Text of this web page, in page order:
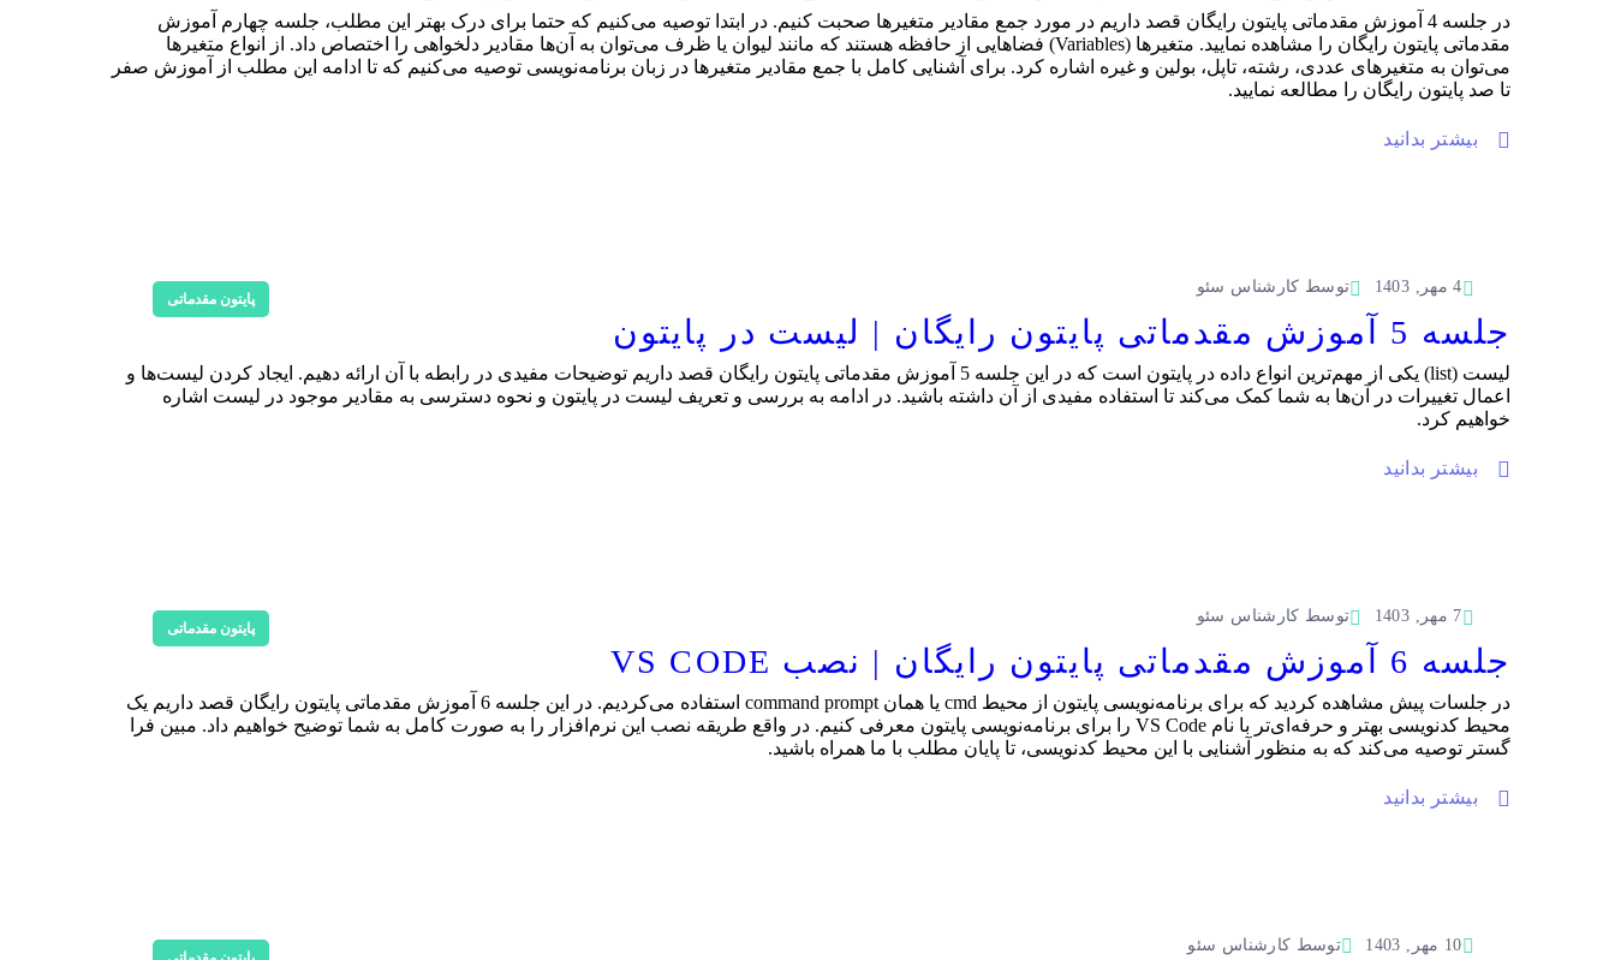
در جلسه 4 آموزش مقدماتی پایتون رایگان قصد داریم در مورد جمع مقادیر متغیرها صحبت کنیم. در ابتدا توصیه می‌کنیم که حتما برای درک بهتر این مطلب، جلسه چهارم آموزش
مقدماتی پایتون رایگان را مشاهده نمایید. متغیرها (Variables) فضاهایی از حافظه هستند که مانند لیوان یا ظرف می‌توان به آن‌ها مقادیر دلخواهی را اختصاص داد. از انواع متغیرها
می‌توان به متغیرهای عددی، رشته، تاپل، بولین و غیره اشاره کرد. برای آشنایی کامل با جمع مقادیر متغیرها در زبان برنامه‌نویسی توصیه می‌کنیم که تا ادامه این مطلب از آموزش صفر
تا صد پایتون رایگان را مطالعه نمایید.
بیشتر بدانید
پایتون مقدماتی
4 مهر, 1403 توسط کارشناس سئو
جلسه 5 آموزش مقدماتی پایتون رایگان | لیست در پایتون
لیست (list) یکی از مهم‌ترین انواع داده در پایتون است که در این جلسه 5 آموزش مقدماتی پایتون رایگان قصد داریم توضیحات مفیدی در رابطه با آن ارائه دهیم. ایجاد کردن لیست‌ها و
اعمال تغییرات در آن‌ها به شما کمک می‌کند تا استفاده مفیدی از آن داشته باشید. در ادامه به بررسی و تعریف لیست در پایتون و نحوه دسترسی به مقادیر موجود در لیست اشاره
خواهیم کرد.
بیشتر بدانید
پایتون مقدماتی
7 مهر, 1403 توسط کارشناس سئو
جلسه 6 آموزش مقدماتی پایتون رایگان | نصب VS CODE
در جلسات پیش مشاهده کردید که برای برنامه‌نویسی پایتون از محیط cmd یا همان command prompt استفاده می‌کردیم. در این جلسه 6 آموزش مقدماتی پایتون رایگان قصد داریم یک
محیط کدنویسی بهتر و حرفه‌ای‌تر با نام VS Code را برای برنامه‌نویسی پایتون معرفی کنیم. در واقع طریقه نصب این نرم‌افزار را به صورت کامل به شما توضیح خواهیم داد. مبین فرا
گستر توصیه می‌کند که به منظور آشنایی با این محیط کدنویسی، تا پایان مطلب با ما همراه باشید.
بیشتر بدانید
10 مهر, 1403 توسط کارشناس سئو